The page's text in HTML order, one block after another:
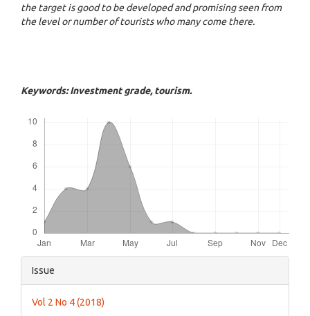
the target is good to be developed and promising seen from
the level or number of tourists who many come there.
Keywords: Investment grade, tourism.
Article
Details
Issue
Vol 2 No 4 (2018)